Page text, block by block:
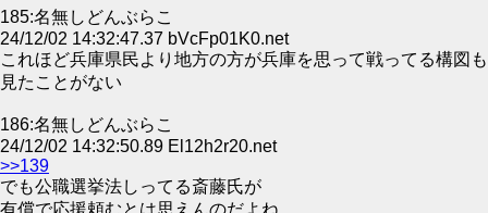
185:名無しどんぶらこ
24/12/02 14:32:47.37 bVcFp01K0.net
これほど兵庫県民より地方の方が兵庫を思って戦ってる構図も
見たことがない
186:名無しどんぶらこ
24/12/02 14:32:50.89 El12h2r20.net
>>139
でも公職選挙法しってる斎藤氏が
有償で応援頼むとは思えんのだよね